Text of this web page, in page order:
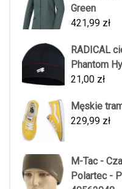
Green
421,99 zł
RADICAL
Phantom
21,00 zł
Męskie
229,99 zł
M-Tac -
Polartec -